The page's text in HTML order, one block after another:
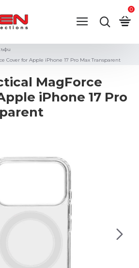
0
Cover for Apple iPhone 17 Pro Max Transparent
MagForce
iPhone 17 Pro